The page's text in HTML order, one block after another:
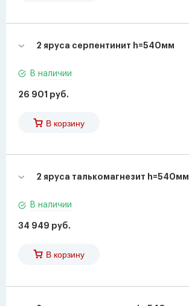
2 яруса серпентинит h=540мм
В наличии
26 901 руб.
В корзину
2 яруса талькомагнезит h=540мм
В наличии
34 949 руб.
В корзину